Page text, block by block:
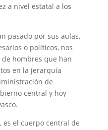
a nivel estatal a los
pasado por sus aulas,
o políticos, nos
hombres que han
en la jerarquía
de
central y hoy
es el cuerpo central de